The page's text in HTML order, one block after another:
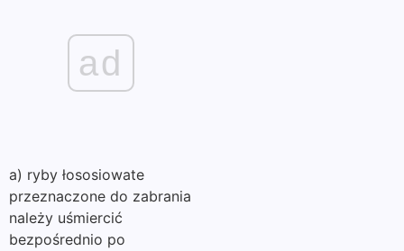
ad
a) ryby łososiowate
przeznaczone do zabrania
należy uśmiercić
bezpośrednio po